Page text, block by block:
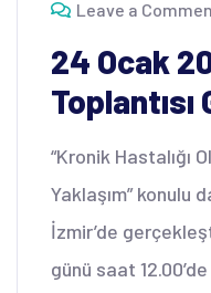
Leave a
24 Ocak
“Kronik Hastalığı
Yaklaşım” konulu
İzmir’de
günü saat